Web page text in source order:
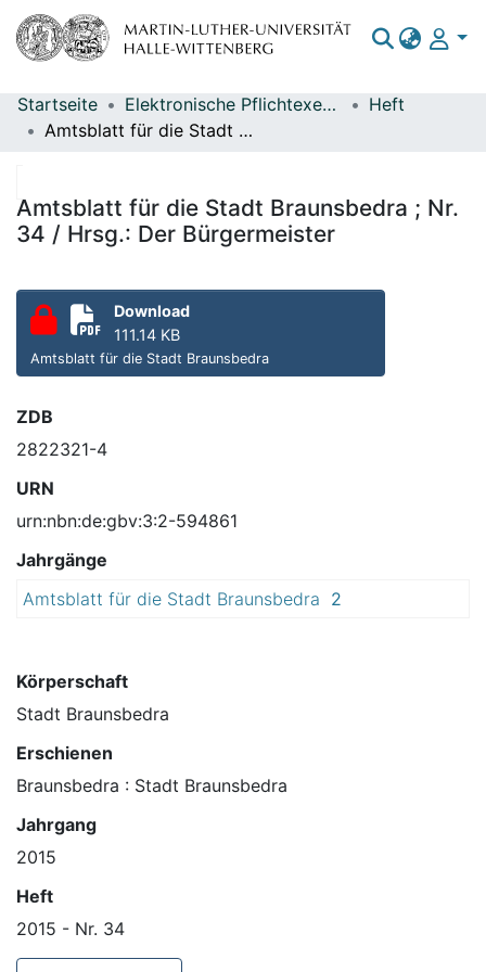
Bereiche & Sammlungen
Statistiken
Startseite Elektronische Pflichtexemplare
Heft
Amtsblatt für die Stadt Braunsbedra ; Nr. 34 / Hrsg.: Der Bürgermeister
Amtsblatt für die Stadt Braunsbedra ; Nr.
34 / Hrsg.: Der Bürgermeister
Download
111.14 KB
Amtsblatt für die Stadt Braunsbedra
ZDB
2822321-4
URN
urn:nbn:de:gbv:3:2-594861
Jahrgänge
Amtsblatt für die Stadt Braunsbedra 2
Körperschaft
Stadt Braunsbedra
Erschienen
Braunsbedra : Stadt Braunsbedra
Jahrgang
2015
Heft
2015 - Nr. 34